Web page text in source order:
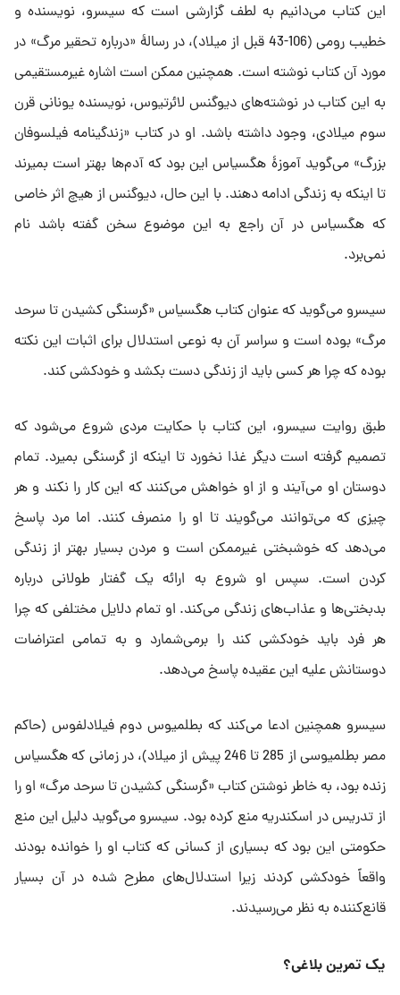
این کتاب می‌دانیم به لطف گزارشی است که سیسرو، نویسنده و
خطیب رومی (106-43 قبل از میلاد)، در رسالۀ «درباره تحقیر مرگ» در
مورد آن کتاب نوشته است. همچنین ممکن است اشاره غیرمستقیمی
به این کتاب در نوشته‌های دیوگنس لائرتیوس، نویسنده یونانی قرن
سوم میلادی، وجود داشته باشد. او در کتاب «زندگینامه فیلسوفان
بزرگ» می‌گوید آموزۀ هگسیاس این بود که آدم‌ها بهتر است بمیرند
تا اینکه به زندگی ادامه دهند. با این حال، دیوگنس از هیچ اثر خاصی
که هگسیاس در آن راجع به این موضوع سخن گفته باشد نام
نمی‌برد.
سیسرو می‌گوید که عنوان کتاب هگسیاس «گرسنگی کشیدن تا سرحد
مرگ» بوده است و سراسر آن به نوعی استدلال برای اثبات این نکته
بوده که چرا هر کسی باید از زندگی دست بکشد و خودکشی کند.
طبق روایت سیسرو، این کتاب با حکایت مردی شروع می‌شود که
تصمیم گرفته است دیگر غذا نخورد تا اینکه از گرسنگی بمیرد. تمام
دوستان او می‌آیند و از او خواهش می‌کنند که این کار را نکند و هر
چیزی که می‌توانند می‌گویند تا او را منصرف کنند. اما مرد پاسخ
می‌دهد که خوشبختی غیرممکن است و مردن بسیار بهتر از زندگی
کردن است. سپس او شروع به ارائه یک گفتار طولانی درباره
بدبختی‌ها و عذاب‌های زندگی می‌کند. او تمام دلایل مختلفی که چرا
هر فرد باید خودکشی کند را برمی‌شمارد و به تمامی اعتراضات
دوستانش علیه این عقیده پاسخ می‌دهد.
سیسرو همچنین ادعا می‌کند که بطلمیوس دوم فیلادلفوس (حاکم
مصر بطلمیوسی از 285 تا 246 پیش از میلاد)، در زمانی که هگسیاس
زنده بود، به خاطر نوشتن کتاب «گرسنگی کشیدن تا سرحد مرگ» او را
از تدریس در اسکندریه منع کرده بود. سیسرو می‌گوید دلیل این منع
حکومتی این بود که بسیاری از کسانی که کتاب او را خوانده بودند
واقعاً خودکشی کردند زیرا استدلال‌های مطرح شده در آن بسیار
قانع‌کننده به نظر می‌رسیدند.
یک تمرین بلاغی؟